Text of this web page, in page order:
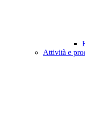
Attività e